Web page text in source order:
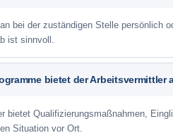
bei der zuständigen Stelle persönlich
ist sinnvoll.
bietet der Arbeitsvermittler
bietet Qualifizierungsmaßnahmen,
Situation vor Ort.